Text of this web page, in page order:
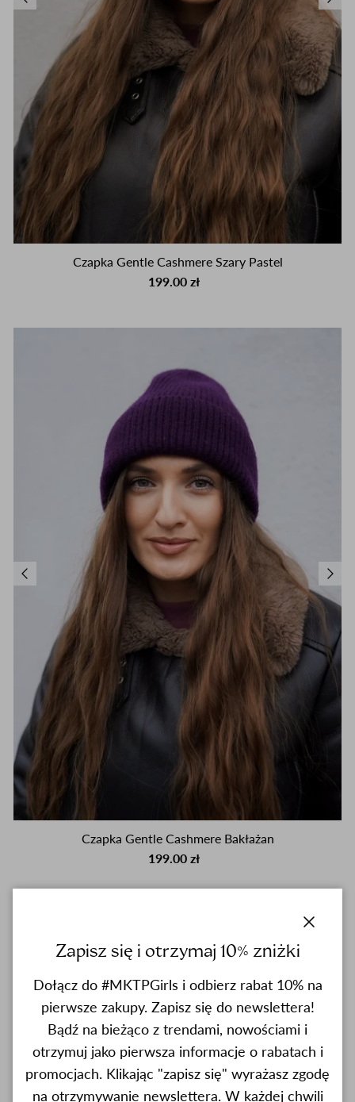
Czapka Gentle Cashmere Szary Pastel
199.00 zł
Czapka Gentle Cashmere Bakłażan
199.00 zł
Zapisz się i otrzymaj 10% zniżki
Dołącz do #MKTPGirls i odbierz rabat 10% na
pierwsze zakupy. Zapisz się do newslettera!
Bądź na bieżąco z trendami, nowościami i
otrzymuj jako pierwsza informacje o rabatach i
promocjach. Klikając "zapisz się" wyrażasz zgodę
na otrzymywanie newslettera. W każdej chwili